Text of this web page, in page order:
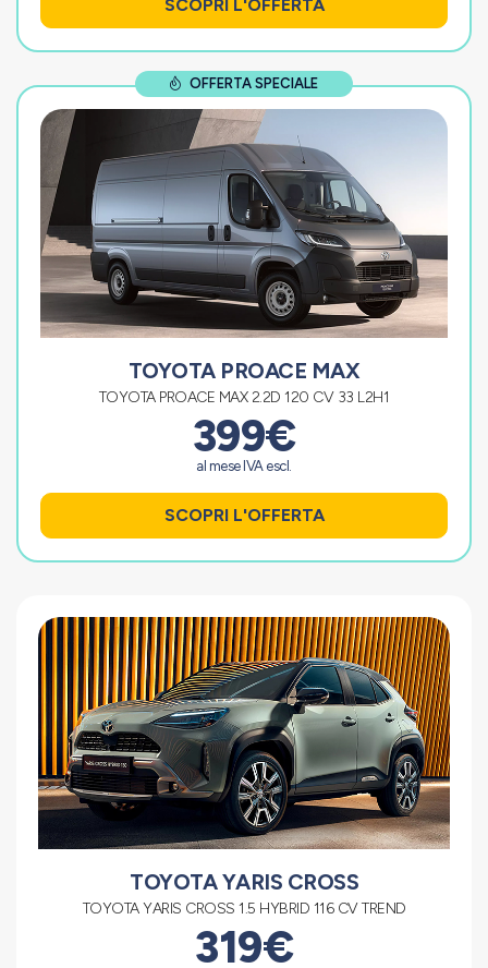
SCOPRI L'OFFERTA
OFFERTA SPECIALE
TOYOTA PROACE MAX
TOYOTA PROACE MAX 2.2D 120 CV 33 L2H1
399€
al mese IVA escl.
SCOPRI L'OFFERTA
TOYOTA YARIS CROSS
TOYOTA YARIS CROSS 1.5 HYBRID 116 CV TREND
319€